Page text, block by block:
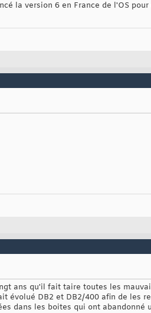
la version 6 en France de l'OS
ans qu'il fait taire toutes les
évolué DB2 et DB2/400 afin de les
dans les boites qui ont abandonné